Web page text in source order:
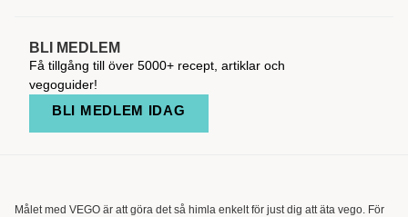
BLI MEDLEM
Få tillgång till över 5000+ recept, artiklar och
vegoguider!
BLI MEDLEM IDAG
Målet med VEGO är att göra det så himla enkelt för just dig att äta vego. För